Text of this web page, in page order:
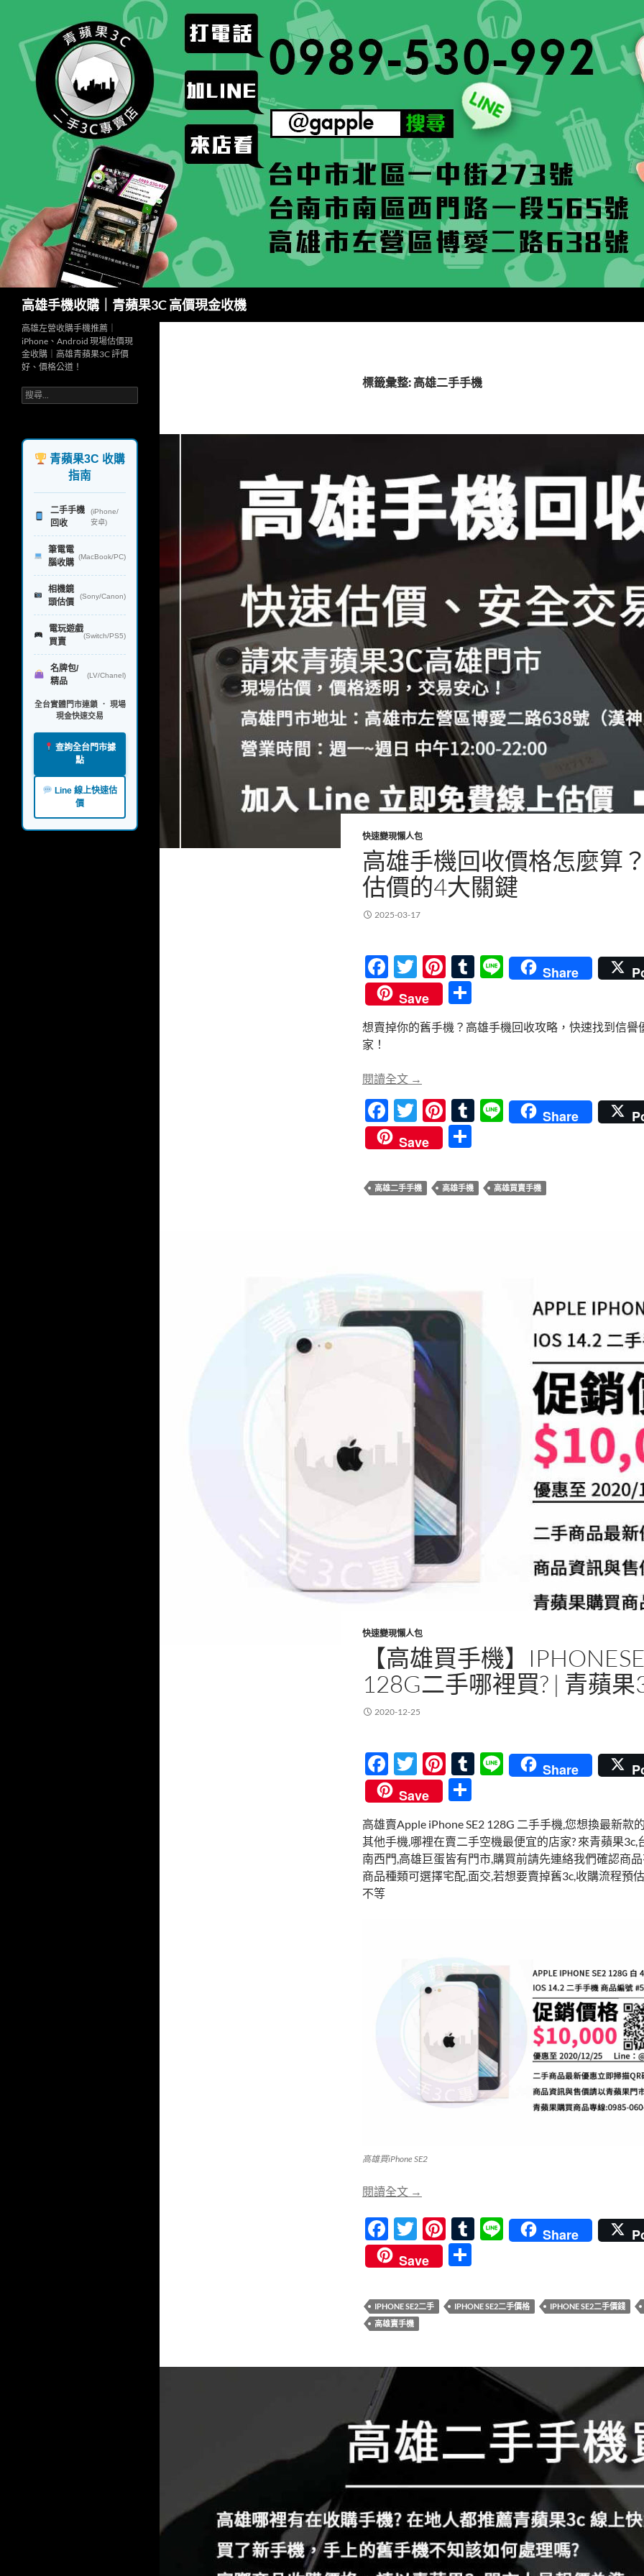
高雄手機收購｜青蘋果3C 高價現金收機
標籤彙整: 高雄二手手機
快速變現懶人包
高雄手機回收價格怎麼算
估價的4大關鍵
2025-03-17
F
ac
e
b
o
k
T
w
itt
er
Pi
nt
er
es
T
bl
Li
n
Share
Save
享
想賣掉你的舊手機？高雄手機回收攻略，快速找到信譽
家！
閱讀全文 高雄手機回收價格怎麼算？影響估價的4大關
→
F
ac
e
b
o
T
w
itt
er
Pi
nt
er
es
t
T
bl
r
Li
n
Share
Save
高雄二手手機 高雄手機 高雄買賣手機
快速變現懶人包
【高雄買手機】
128G二手哪裡買? | 青蘋果
2020-12-25
F
ac
e
b
o
o
T
w
itt
er
Pi
nt
er
es
t
T
bl
r
Li
n
Share
Save
高雄賣Apple iPhone SE2 128G 二手手機,您想換最新款
其他手機,哪裡在賣二手空機最便宜的店家? 來青蘋果3c,
南西門,高雄巨蛋皆有門市,購買前請先連絡我們確認商
商品種類可選擇宅配,面交,若想要賣掉舊3c,收購流程預
不等
高雄買iPhone SE2
閱讀全文 【高雄買手機】iPhoneSE2 128G二手哪裡買?
→
F
ac
e
b
o
k
T
w
itt
er
Pi
nt
er
es
t
T
bl
r
Li
n
Share
Save
IPHONE SE2二手 IPHONE SE2二手價格
IPHONE SE2二手價錢
高雄賣手機
高雄左營收購手機推薦｜
iPhone、Android 現場估價現
金收購｜高雄青蘋果3C 評價
好、價格公道！
搜
尋
字:
青蘋果3C 收購
指南
二手手機
回收
(iPhone/
安卓)
筆電電
腦收購
(MacBook/PC)
相機鏡
頭估價
(Sony/Canon)
電玩遊戲
買賣
(Switch/PS5)
名牌包/
精品
(LV/Chanel)
全台實體門市連鎖 ． 現場
現金快速交易
查詢全台門市據
點
Line 線上快速估
價